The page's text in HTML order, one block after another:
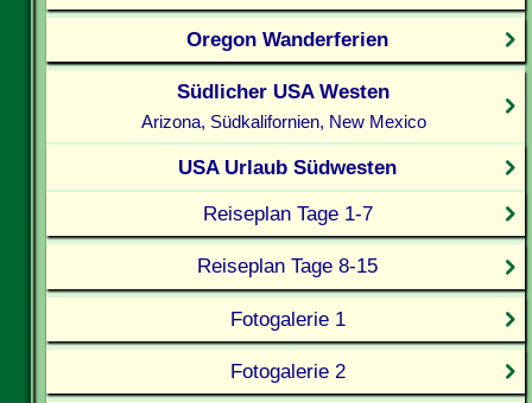
Oregon Wanderferien
Südlicher USA Westen
Arizona, Südkalifornien, New Mexico
USA Urlaub Südwesten
Reiseplan Tage 1-7
Reiseplan Tage 8-15
Fotogalerie 1
Fotogalerie 2